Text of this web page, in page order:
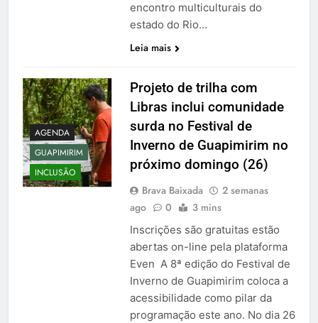
encontro multiculturais do
estado do Rio…
Leia mais
AGENDA
GUAPIMIRIM
INCLUSÃO
Projeto de trilha com
Libras inclui comunidade
surda no Festival de
Inverno de Guapimirim no
próximo domingo (26)
Brava Baixada
2 semanas
ago
0 3 mins
Inscrições são gratuitas estão
abertas on-line pela plataforma
Even A 8ª edição do Festival de
Inverno de Guapimirim coloca a
acessibilidade como pilar da
programação este ano. No dia 26